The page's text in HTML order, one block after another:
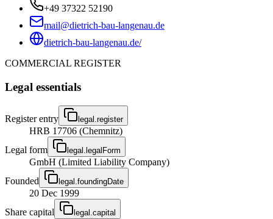
+49 37322 52190
mail@dietrich-bau-langenau.de
dietrich-bau-langenau.de/
COMMERCIAL REGISTER
Legal essentials
Register entry legal.register
HRB 17706 (Chemnitz)
Legal form
legal.legalForm
GmbH (Limited Liability Company)
Founded
legal.foundingDate
20 Dec 1999
Share capital
legal.capital